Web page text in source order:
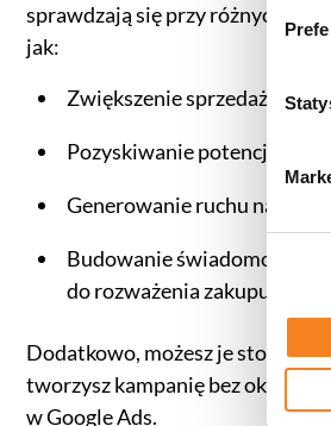
ó
g
sprawdzają się przy różnych
jak:
Zwiększenie sprzedaży,
Pozyskiwanie potencjalnych
Generowanie ruchu na
Budowanie świadomości
do rozważenia zakupu.
Dodatkowo, możesz je
tworzysz kampanię bez
w Google Ads.